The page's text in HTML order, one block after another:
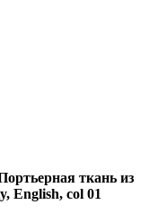
ткань из
English, col 01